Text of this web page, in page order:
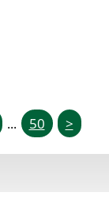
... 50 >